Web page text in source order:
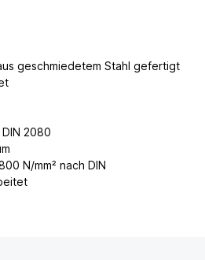
geschmiedetem Stahl gefertigt
2080
N/mm² nach DIN